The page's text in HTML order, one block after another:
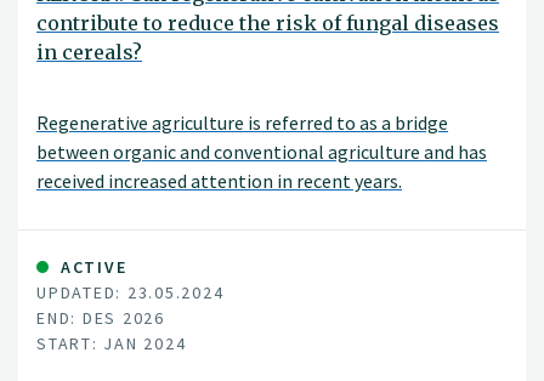
contribute to reduce the risk of fungal diseases
in cereals?
Regenerative agriculture is referred to as a bridge
between organic and conventional agriculture and has
received increased attention in recent years.
cultivation measures that can stimulate soil life and
plant growth. An improvement in soil health is
visualized, among other things, in increased carbon
storage in the soil, limited soil compaction and
increased microbiological diversity. The methods used to
ACTIVE
UPDATED: 23.05.2024
END: DES 2026
START: JAN 2024